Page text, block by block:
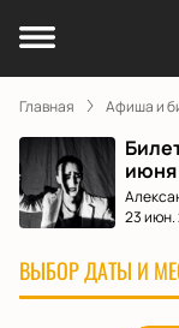
Главная Афиша и
23 июн.
ВЫБОР ДАТЫ И